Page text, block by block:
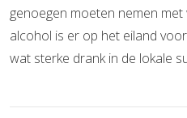
genoegen moeten nemen
alcohol is er op het eiland
wat sterke drank in de lokale